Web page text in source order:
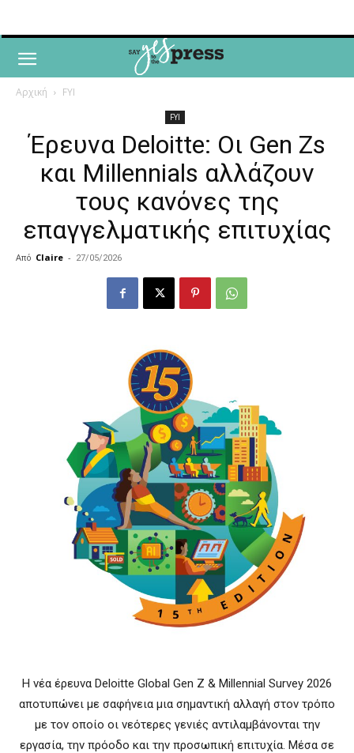
Αρχική FYI
FYI
Έρευνα Deloitte: Οι Gen Zs
και Millennials αλλάζουν
τους κανόνες της
επαγγελματικής επιτυχίας
Από Claire - 27/05/2026
Η νέα έρευνα Deloitte Global Gen Z & Millennial Survey 2026
αποτυπώνει με σαφήνεια μια σημαντική αλλαγή στον τρόπο
με τον οποίο οι νεότερες γενιές αντιλαμβάνονται την
εργασία, την πρόοδο και την προσωπική επιτυχία. Μέσα σε